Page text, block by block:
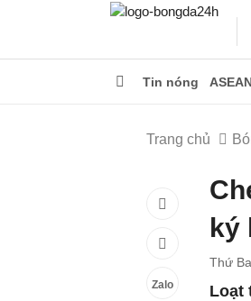
Tin nóng
Trang chủ
Zalo
ký
Thứ
Loạt